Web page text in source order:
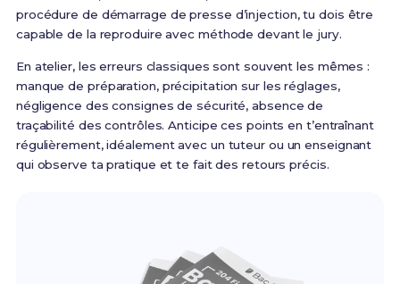
procédure de démarrage de presse d’injection, tu dois être
capable de la reproduire avec méthode devant le jury.
En atelier, les erreurs classiques sont souvent les mêmes :
manque de préparation, précipitation sur les réglages,
négligence des consignes de sécurité, absence de
traçabilité des contrôles. Anticipe ces points en t’entraînant
régulièrement, idéalement avec un tuteur ou un enseignant
qui observe ta pratique et te fait des retours précis.